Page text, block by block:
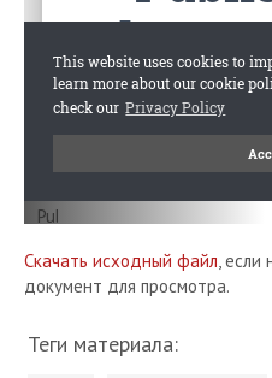
Скачать исходный файл, если
документ для просмотра.
Теги материала: